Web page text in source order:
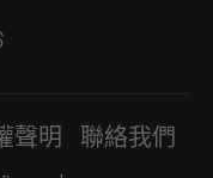
聲明 聯絡我們